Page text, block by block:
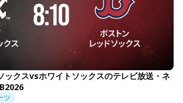
ックスvsホワイトソックスのテレビ放送・ネ
ツ